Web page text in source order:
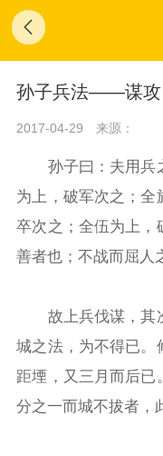
孙子兵法——谋攻
2017-04-29 来源：
孙子曰：夫用兵
为上，破军次之；全
卒次之；全伍为上，
善者也；不战而屈人
故上兵伐谋，其
城之法，为不得已。
距堙，又三月而后已
分之一而城不拔者，